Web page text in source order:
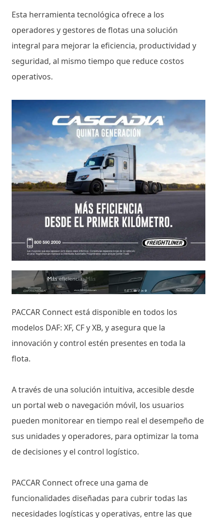
Esta herramienta tecnológica ofrece a los
operadores y gestores de flotas una solución
integral para mejorar la eficiencia, productividad y
seguridad, al mismo tiempo que reduce costos
operativos.
PACCAR Connect está disponible en todos los
modelos DAF: XF, CF y XB, y asegura que la
innovación y control estén presentes en toda la
flota.
A través de una solución intuitiva, accesible desde
un portal web o navegación móvil, los usuarios
pueden monitorear en tiempo real el desempeño de
sus unidades y operadores, para optimizar la toma
de decisiones y el control logístico.
PACCAR Connect ofrece una gama de
funcionalidades diseñadas para cubrir todas las
necesidades logísticas y operativas, entre las que